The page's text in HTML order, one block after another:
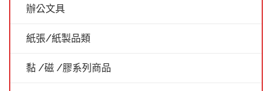
辦公文具
紙張/紙製品類
黏 /磁 /膠系列商品